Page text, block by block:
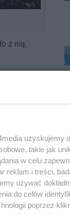
z nią,
43-latka
opuścić
na
w tym
uzyskujemy
takie jak
w celu
reklam i treści,
używać
do celów
poprzez